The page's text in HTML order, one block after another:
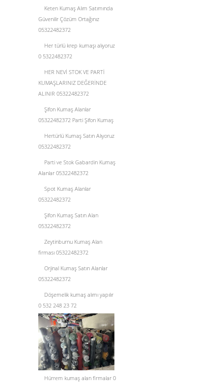
Keten Kumaş Alım Satımında
Güvenilir Çözüm Ortağınız
05322482372
Her türlü krep kumaşı alıyoruz
0 5322482372
HER NEVİ STOK VE PARTİ
KUMAŞLARINIZ DEĞERİNDE
ALINIR 05322482372
Şifon Kumaş Alanlar
05322482372 Parti Şifon Kumaş
Hertürlü Kumaş Satın Alıyoruz
05322482372
Parti ve Stok Gabardin Kumaş
Alanlar 05322482372
Spot Kumaş Alanlar
05322482372
Şifon Kumaş Satın Alan
05322482372
Zeytinburnu Kumaş Alan
firması 05322482372
Orjinal Kumaş Satın Alanlar
05322482372
Döşemelik kumaş alımı yapılır
0 532 248 23 72
Hürrem kumaş alan firmalar 0